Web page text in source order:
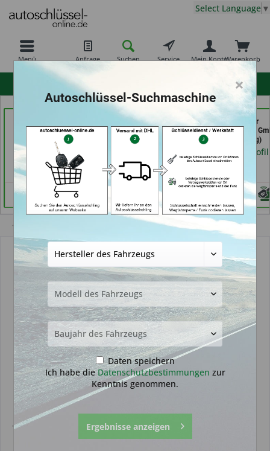
Menü Anfrage Suchen Service Warenkorb
Mein Konto
Select Language ▼
ECU Service (in
Friedberg)
Händlerprofil
Autoschlüssel Hamburg
(in Hamburg)
Händlerprofil
Freiburger
Schlüsseldienst
(in Freiburg)
Händlerprofil
Funkeinheit geeignet für Kia 3
Tasten (Aftermarket Produkt)
×
Autoschlüssel-Suchmaschine
Daten speichern
Ich habe dieDatenschutzbestimmungen zur
Kenntnis genommen.
Ergebnisse anzeigen